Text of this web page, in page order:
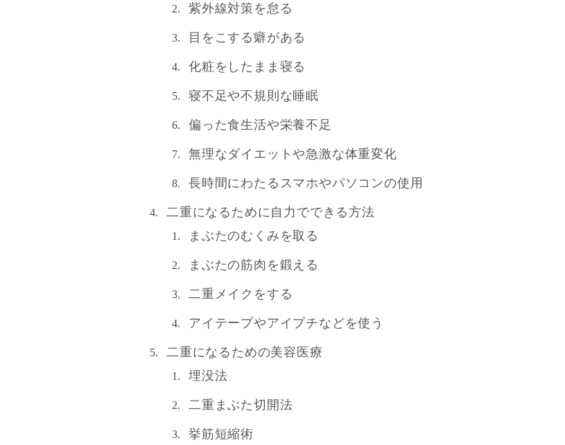
紫外線対策を怠る
目をこする癖がある
化粧をしたまま寝る
寝不足や不規則な睡眠
偏った食生活や栄養不足
無理なダイエットや急激な体重変化
長時間にわたるスマホやパソコンの使用
二重になるために自力でできる方法
まぶたのむくみを取る
まぶたの筋肉を鍛える
二重メイクをする
アイテープやアイプチなどを使う
二重になるための美容医療
埋没法
二重まぶた切開法
挙筋短縮術